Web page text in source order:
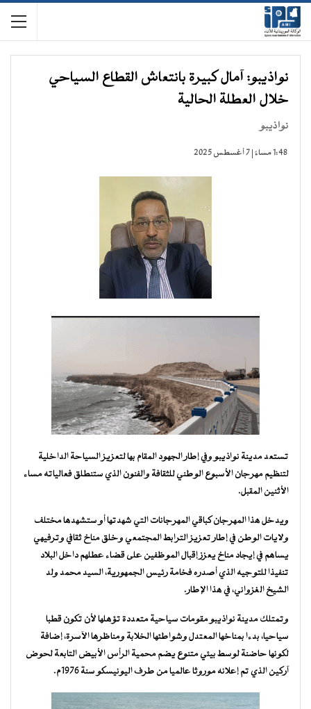
نواذيبو: آمال كبيرة بانتعاش القطاع السياحي
خلال العطلة الحالية
نواذيبو
1:48 مساءً | 7 أغسطس 2025
تستعد مدينة نواذيبو وفي إطار الجهود المقام بها لتعزيز السياحة الداخلية
لتنظيم مهرجان الأسبوع الوطني للثقافة والفنون الذي ستنطلق فعالياته مساء
الأثنين المقبل.
ويدخل هذا المهرجان كباقي المهرجانات التي شهدتها أو ستشهدها مختلف
ولايات الوطن في إطار تعزيز الترابط المجتمعي وخلق مناخ ثقافي وترفيهي
يساهم في إيجاد مناخ يعزز إقبال الموظفين على قضاء عطلهم داخل البلاد
تنفيذا للتوجيه الذي أصدره فخامة رئيس الجمهورية، السيد محمد ولد
الشيخ الغزواني، في هذا الإطار.
وتمتلك مدينة نواذيبو مقومات سياحية متعددة تؤهلها لأن تكون قطبا
سياحيا، بدءا بمناخها المعتدل وشواطئها الخلابة ومناظرها الآسرة، إضافة
لكونها حاضنة لوسط بيئي متنوع يضم محمية الرأس الأبيض التابعة لحوض
آركين الذي تم إعلانه موروثا عالميا من طرف اليونيسكو سنة 1976م.